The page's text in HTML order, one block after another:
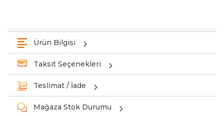
Ürün Bilgisi
Taksit Seçenekleri
Teslimat / İade
Mağaza Stok Durumu